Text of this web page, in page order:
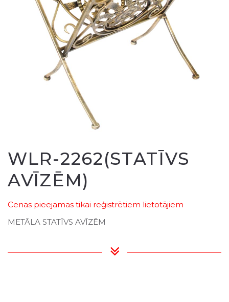
WLR-2262(STATĪVS
AVĪZĒM)
Cenas pieejamas tikai reģistrētiem lietotājiem
METĀLA STATĪVS AVĪZĒM